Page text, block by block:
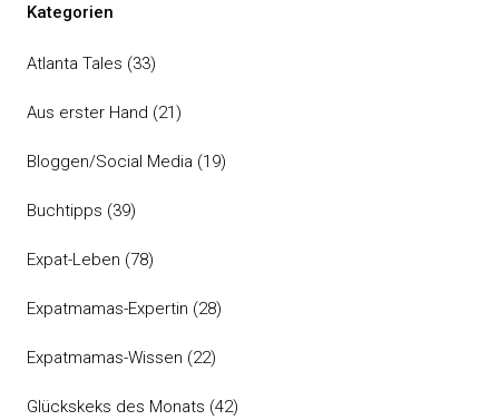
Kategorien
Atlanta Tales (33)
Aus erster Hand (21)
Bloggen/Social Media (19)
Buchtipps (39)
Expat-Leben (78)
Expatmamas-Expertin (28)
Expatmamas-Wissen (22)
Glückskeks des Monats (42)